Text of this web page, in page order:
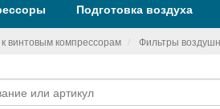
Подготовка воздуха
винтовым компрессорам Фильтры